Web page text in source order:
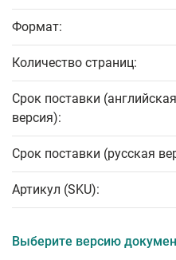
Формат:
Количество страниц:
Срок поставки (английская
версия):
Срок поставки (русская
Артикул (SKU):
Выберите версию